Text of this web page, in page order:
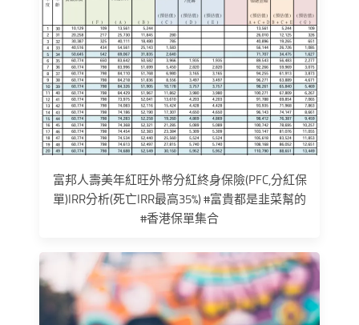
富邦人壽美年紅旺外幣分紅終身保險(PFC,分紅保
單)IRR分析(死亡IRR最高35%) #富貴都是韭菜幫的
#香港保單集合